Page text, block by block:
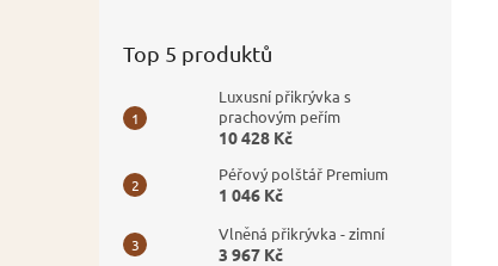
Top 5 produktů
Luxusní přikrývka s
prachovým peřím
10 428 Kč
Péřový polštář Premium
1 046 Kč
Vlněná přikrývka - zimní
3 967 Kč